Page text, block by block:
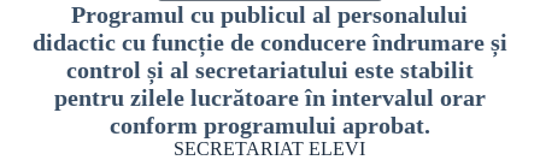
Programul cu publicul al personalului
didactic cu funcție de conducere îndrumare și
control și al secretariatului este stabilit
pentru zilele lucrătoare în intervalul orar
conform programului aprobat.
SECRETARIAT ELEVI